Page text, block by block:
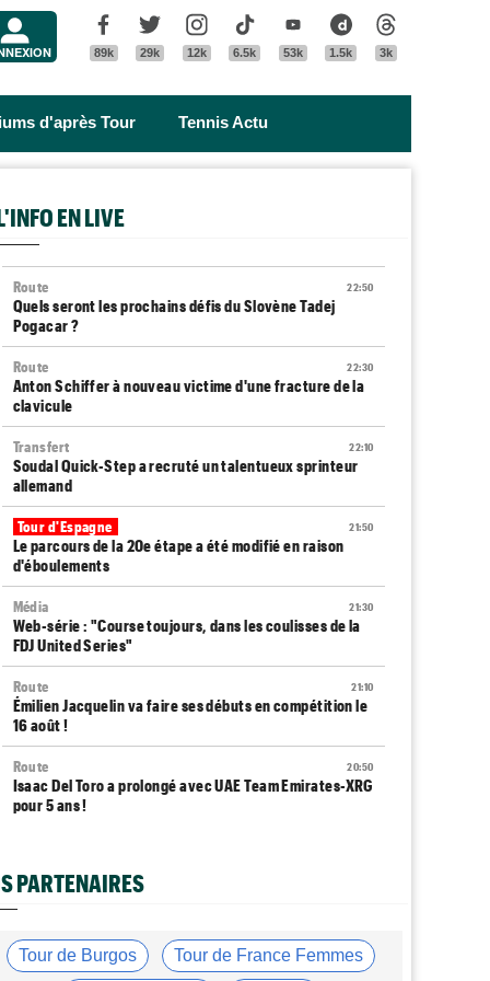
Facebook
89k
Twitter
29k
Instagram
12k
Tik Tok
6.5k
Youtube
53k
Dailymotion
1.5k 3k
d'après Tour Tennis Actu
EN LIVE
22:50
Route
Quels seront les prochains défis du Slovène Tadej
Pogacar ?
22:30
Route
Anton Schiffer à nouveau victime d'une fracture de la
clavicule
22:10
Transfert
Soudal Quick-Step a recruté un talentueux sprinteur
allemand
21:50
Tour d'Espagne
Le parcours de la 20e étape a été modifié en raison
d'éboulements
21:30
Média
Web-série : "Course toujours, dans les coulisses de la
FDJ United Series"
21:10
Route
Émilien Jacquelin va faire ses débuts en compétition le
16 août !
20:50
Route
Isaac Del Toro a prolongé avec UAE Team Emirates-XRG
pour 5 ans !
monnaie courante"
Le Mercato vélo est ouvert... toutes les dernières infos
et rumeurs
PARTENAIRES
Tour de Burgos Tour de France Femmes